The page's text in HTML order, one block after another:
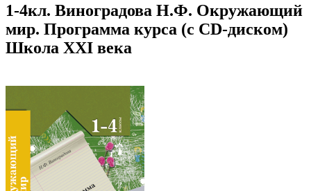
1-4кл. Виноградова Н.Ф. Окружающий
мир. Программа курса (с CD-диском)
Школа XXI века